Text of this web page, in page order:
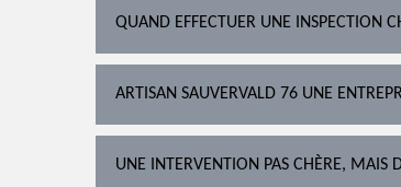
QUAND EFFECTUER UNE INSPECTION
ARTISAN SAUVERVALD 76 UNE
UNE INTERVENTION PAS CHÈRE, MAIS